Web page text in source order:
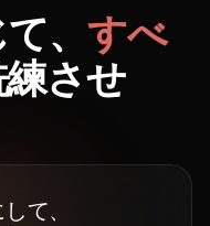
、すべ
練させ
て、